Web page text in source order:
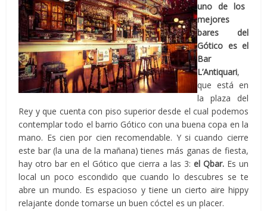
uno de los
mejores
bares del
Gótico es el
Bar
L’Antiquari,
que está en
la plaza del
Rey y que cuenta con piso superior desde el cual podemos
contemplar todo el barrio Gótico con una buena copa en la
mano. Es cien por cien recomendable. Y si cuando cierre
este bar (la una de la mañana) tienes más ganas de fiesta,
hay otro bar en el Gótico que cierra a las 3: el Qbar.Es un
local un poco escondido que cuando lo descubres se te
abre un mundo. Es espacioso y tiene un cierto aire hippy
relajante donde tomarse un buen cóctel es un placer.